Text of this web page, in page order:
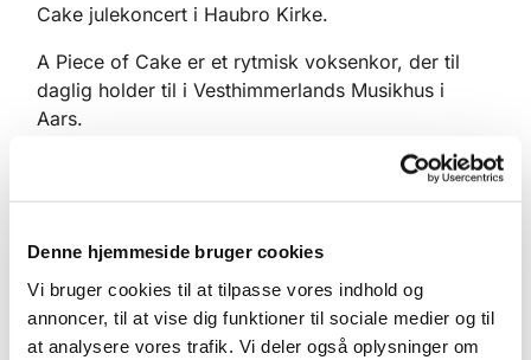
Denne hjemmeside bruger cookies
Vi bruger cookies til at tilpasse vores indhold og
annoncer, til at vise dig funktioner til sociale medier og til
at analysere vores trafik. Vi deler også oplysninger om
Cake julekoncert i Haubro Kirke.
A Piece of Cake er et rytmisk voksenkor, der til
daglig holder til i Vesthimmerlands Musikhus i
Aars.
Koret synger et bredt udsnit af flerstemmig,
sæson, herunder den traditionelle julekoncert i
Haubro Kirke.
Julerepertoiret består af en god blanding af nyere